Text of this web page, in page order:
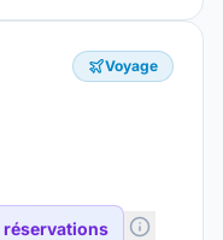
Voyage
réservations